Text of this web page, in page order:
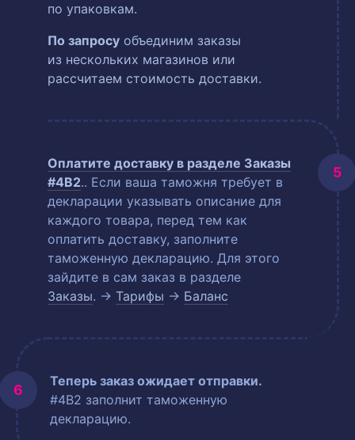
по упаковкам.
По запросу объединим заказы
из нескольких магазинов или
рассчитаем стоимость доставки.
Оплатите доставку в разделе Заказы
#4B2.. Если ваша таможня требует в
декларации указывать описание для
каждого товара, перед тем как
оплатить доставку, заполните
таможенную декларацию. Для этого
зайдите в сам заказ в разделе
Заказы. → Тарифы → Баланс
Теперь заказ ожидает отправки.
#4B2 заполнит таможенную
декларацию.